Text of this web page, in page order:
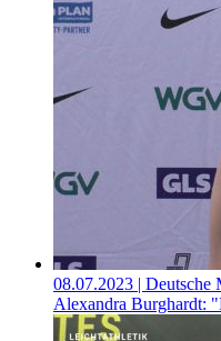
08.07.2023 | Deutsche
Alexandra Burghardt: